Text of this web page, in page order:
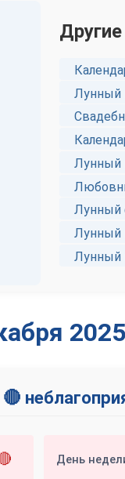
Лунный
Лунный
Лунный
Лунный
Лунный
День